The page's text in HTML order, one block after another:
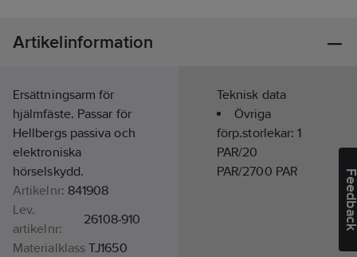
Artikelinformation
Ersättningsarm för
hjälmfäste. Passar för
Hellbergs passiva och
elektroniska
hörselskydd.
Artikelnr: 841908
Lev.
artikelnr:
26108-910
Materialklass TJ1650
Teknisk data
Övriga
förp.storlekar:1
PAR/20
PAR/2700 PAR